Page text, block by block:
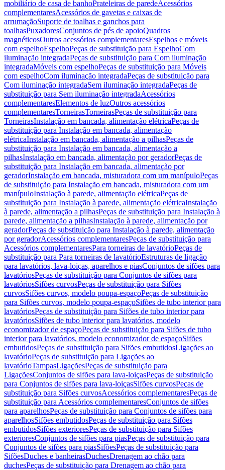
mobiliário de casa de banhoPrateleiras de paredeAcessórios
complementaresAcessórios de gavetas e caixas de
arrumaçãoSuporte de toalhas e ganchos para
toalhasPuxadoresConjuntos de pés de apoioQuadros
magnéticosOutros acessórios complementaresEspelhos e móveis
com espelhoEspelhoPeças de substituição para EspelhoCom
iluminação integradaPeças de substituição para Com iluminação
integradaMóveis com espelhoPeças de substituição para Móveis
com espelhoCom iluminação integradaPeças de substituição para
Com iluminação integradaSem iluminação integradaPeças de
substituição para Sem iluminação integradaAcessórios
complementaresElementos de luzOutros acessórios
complementaresTorneirasTorneirasPeças de substituição para
TorneirasInstalação em bancada, alimentação elétricaPeças de
substituição para Instalação em bancada, alimentação
elétricaInstalação em bancada, alimentação a pilhasPeças de
substituição para Instalação em bancada, alimentação a
pilhasInstalação em bancada, alimentação por geradorPeças de
substituição para Instalação em bancada, alimentação por
geradorInstalação em bancada, misturadora com um manípuloPeças
de substituição para Instalação em bancada, misturadora com um
manípuloInstalação à parede, alimentação elétricaPeças de
substituição para Instalação à parede, alimentação elétricaInstalação
à parede, alimentação a pilhasPeças de substituição para Instalação à
parede, alimentação a pilhasInstalação à parede, alimentação por
geradorPeças de substituição para Instalação à parede, alimentação
por geradorAcessórios complementaresPeças de substituição para
Acessórios complementaresPara torneiras de lavatórioPeças de
substituição para Para torneiras de lavatórioEstruturas de ligação
para lavatórios, lava-loiças, aparelhos e piasConjuntos de sifões para
lavatóriosPeças de substituição para Conjuntos de sifões para
lavatóriosSifões curvosPeças de substituição para Sifões
curvosSifões curvos, modelo poupa-espaçoPeças de substituição
para Sifões curvos, modelo poupa-espaçoSifões de tubo interior para
lavatóriosPeças de substituição para Sifões de tubo interior para
lavatóriosSifões de tubo interior para lavatórios, modelo
economizador de espaçoPeças de substituição para Sifões de tubo
interior para lavatórios, modelo economizador de espaçoSifões
embutidosPeças de substituição para Sifões embutidosLigações ao
lavatórioPeças de substituição para Ligações ao
lavatórioTampasLigaçõesPeças de substituição para
LigaçõesConjuntos de sifões para lava-loiçasPeças de substituição
para Conjuntos de sifões para lava-loiçasSifões curvosPeças de
substituição para Sifões curvosAcessórios complementaresPeças de
substituição para Acessórios complementaresConjuntos de sifões
para aparelhosPeças de substituição para Conjuntos de sifões para
aparelhosSifões embutidosPeças de substituição para Sifões
embutidosSifões exterioresPeças de substituição para Sifões
exterioresConjuntos de sifões para piasPeças de substituição para
Conjuntos de sifões para piasSifõesPeças de substituição para
SifõesDuches e banheirasDuchesDrenagem ao chão para
duchesPeças de substituição para Drenagem ao chão para